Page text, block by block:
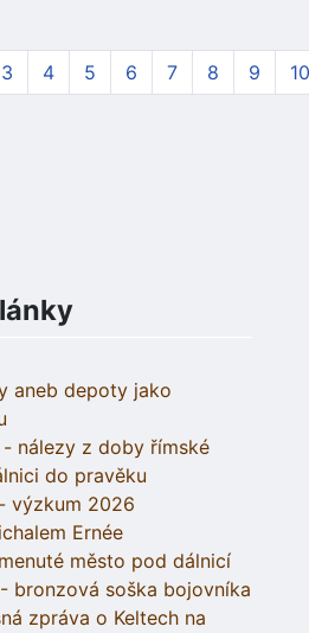
3 4 5 6 7 8 9 10
aneb depoty jako
nálezy z doby římské
do pravěku
výzkum 2026
Ernée
město pod dálnicí
bronzová soška bojovníka
zpráva o Keltech na